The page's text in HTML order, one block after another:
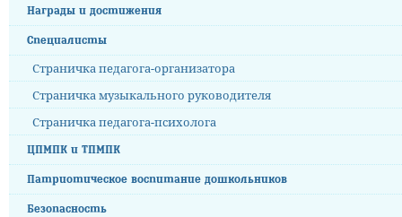
Награды и достижения
Специалисты
Страничка педагога-организатора
Страничка музыкального руководителя
Страничка педагога-психолога
ЦПМПК и ТПМПК
Патриотическое воспитание дошкольников
Безопасность